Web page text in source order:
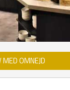
OMNEJD